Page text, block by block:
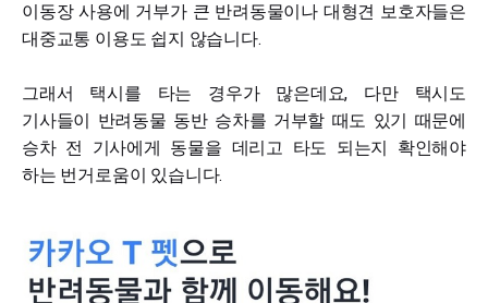
이동장 사용에 거부가 큰 반려동물이나 대형견 보호자들은
대중교통 이용도 쉽지 않습니다.
그래서 택시를 타는 경우가 많은데요, 다만 택시도
기사들이 반려동물 동반 승차를 거부할 때도 있기 때문에
승차 전 기사에게 동물을 데리고 타도 되는지 확인해야
하는 번거로움이 있습니다.